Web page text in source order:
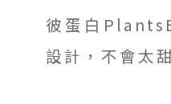
彼蛋白
設計，不會太